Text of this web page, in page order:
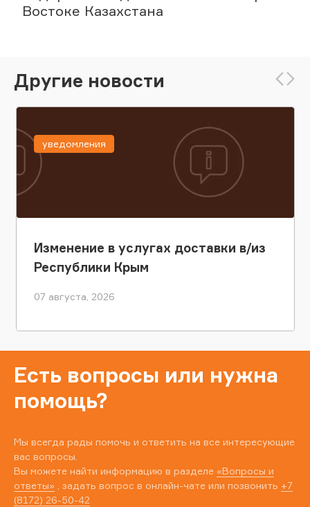
Востоке Казахстана
Другие новости
Изменение в услугах доставки в/из
Республики Крым
07 августа, 2026
уведомления
Есть вопросы или нужна
помощь?
Мы всегда рады помочь и ответить на все интересующие
вас вопросы.
Вы можете найти информацию в разделе «Вопросы и
ответы» , задать вопрос в онлайн-чате или позвонить +7
(8172) 26-50-42